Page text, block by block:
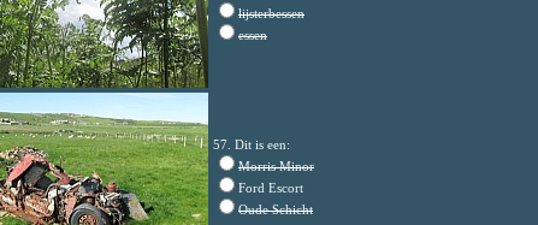
lijsterbessen
essen
57. Dit is een:
Morris Minor
Ford Escort
Oude Schicht